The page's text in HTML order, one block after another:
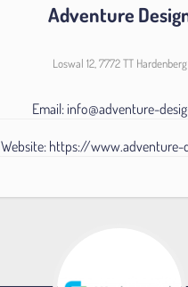
Adventure
Loswal 12, 7772 TT Hardenberg
Email: info@adventure-
Website: https://www.adventure-